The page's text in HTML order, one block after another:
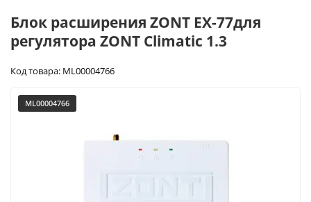
Блок расширения ZONT EX-77для
регулятора ZONT Climatic 1.3
Код товара: ML00004766
ML00004766